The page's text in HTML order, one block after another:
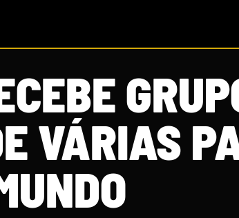
VÁRIAS